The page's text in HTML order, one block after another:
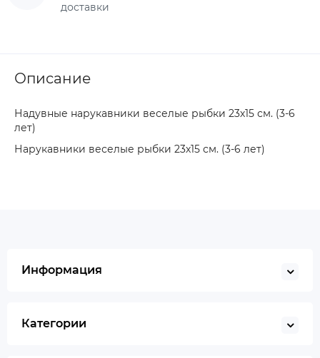
доставки
Описание
Надувные нарукавники веселые рыбки 23х15 см. (3-6
лет)
Нарукавники веселые рыбки 23х15 см. (3-6 лет)
Информация
Категории